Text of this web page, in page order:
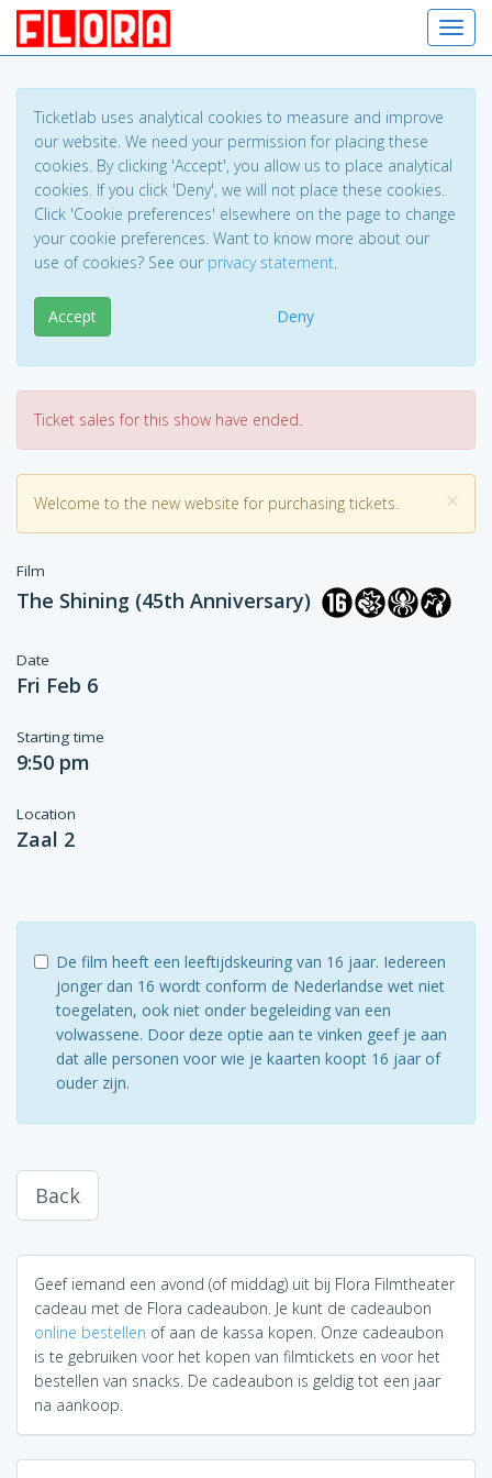
Ticketlab uses analytical cookies to measure and improve
our website. We need your permission for placing these
cookies. By clicking 'Accept', you allow us to place analytical
cookies. If you click 'Deny', we will not place these cookies.
Click 'Cookie preferences' elsewhere on the page to change
your cookie preferences. Want to know more about our
use of cookies? See our privacy statement.
Accept Deny
Ticket sales for this show have ended.
×
Welcome to the new website for purchasing tickets.
Film
The Shining (45th Anniversary)
Date
Fri Feb 6
Starting time
9:50 pm
Location
Zaal 2
De film heeft een leeftijdskeuring van 16 jaar. Iedereen
jonger dan 16 wordt conform de Nederlandse wet niet
toegelaten, ook niet onder begeleiding van een
volwassene. Door deze optie aan te vinken geef je aan
dat alle personen voor wie je kaarten koopt 16 jaar of
ouder zijn.
Back
Geef iemand een avond (of middag) uit bij Flora Filmtheater
cadeau met de Flora cadeaubon. Je kunt de cadeaubon
online bestellen of aan de kassa kopen. Onze cadeaubon
is te gebruiken voor het kopen van filmtickets en voor het
bestellen van snacks. De cadeaubon is geldig tot een jaar
na aankoop.